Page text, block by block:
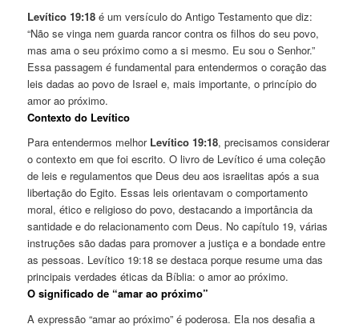
Levítico 19:18 é um versículo do Antigo Testamento que diz:
“Não se vinga nem guarda rancor contra os filhos do seu povo,
mas ama o seu próximo como a si mesmo. Eu sou o Senhor.”
Essa passagem é fundamental para entendermos o coração das
leis dadas ao povo de Israel e, mais importante, o princípio do
amor ao próximo.
Contexto do Levítico
Para entendermos melhor Levítico 19:18, precisamos considerar
o contexto em que foi escrito. O livro de Levítico é uma coleção
de leis e regulamentos que Deus deu aos israelitas após a sua
libertação do Egito. Essas leis orientavam o comportamento
moral, ético e religioso do povo, destacando a importância da
santidade e do relacionamento com Deus. No capítulo 19, várias
instruções são dadas para promover a justiça e a bondade entre
as pessoas. Levítico 19:18 se destaca porque resume uma das
principais verdades éticas da Bíblia: o amor ao próximo.
O significado de “amar ao próximo”
A expressão “amar ao próximo” é poderosa. Ela nos desafia a